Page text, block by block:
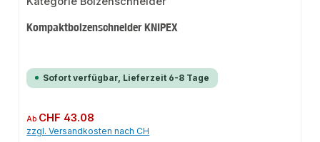
Kompaktbolzenschneider KNIPEX
Sofort verfügbar, Lieferzeit 6-8 Tage
Regulärer Preis:
Ab CHF 43.08
zzgl. Versandkosten nach CH